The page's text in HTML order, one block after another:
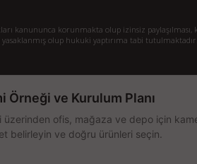
kanununca korunmakta olup izinsiz paylaşılması,
olup hukuki yaptırıma tabi tutulmaktadır.
Örneği ve Kurulum Planı
ofis, mağaza ve depo için
belirleyin ve doğru ürünleri seçin.